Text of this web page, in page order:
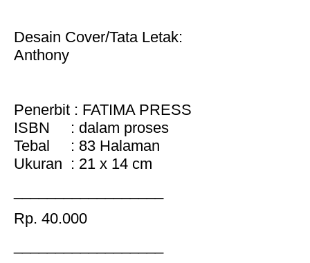
Desain Cover/Tata Letak:
Anthony
Penerbit : FATIMA PRESS
ISBN : dalam proses
Tebal : 83 Halaman
Ukuran : 21 x 14 cm
Rp. 40.000